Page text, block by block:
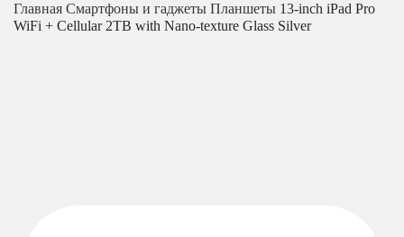
Главная Смартфоны и гаджеты Планшеты 13-inch iPad Pro
WiFi + Cellular 2TB with Nano-texture Glass Silver